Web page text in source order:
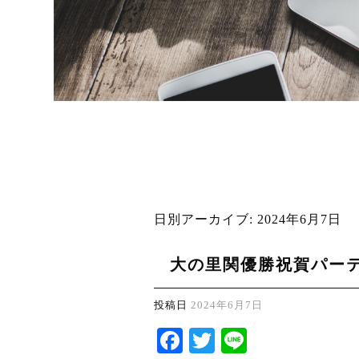
日別アーカイブ: 2024年6月7日
大の里関優勝祝賀パー
投稿日 2024年6月7日
Facebook
Twitter